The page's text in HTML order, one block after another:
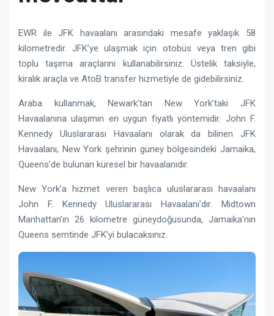
EWR ile JFK havaalanı arasındaki mesafe yaklaşık 58
kilometredir. JFK’ye ulaşmak için otobüs veya tren gibi
toplu taşıma araçlarını kullanabilirsiniz. Üstelik taksiyle,
kiralık araçla ve AtoB transfer hizmetiyle de gidebilirsiniz.
Araba kullanmak, Newark’tan New York’taki JFK
Havaalanına ulaşımın en uygun fiyatlı yöntemidir. John F.
Kennedy Uluslararası Havaalanı olarak da bilinen JFK
Havaalanı, New York şehrinin güney bölgesindeki Jamaika,
Queens’de bulunan küresel bir havaalanıdır.
New York’a hizmet veren başlıca uluslararası havaalanı
John F. Kennedy Uluslararası Havaalanı’dır. Midtown
Manhattan’ın 26 kilometre güneydoğusunda, Jamaika’nın
Queens semtinde JFK’yi bulacaksınız.